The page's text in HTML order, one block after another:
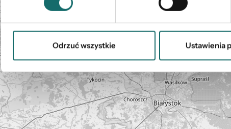
Odrzuć wszystkie Ustawienia